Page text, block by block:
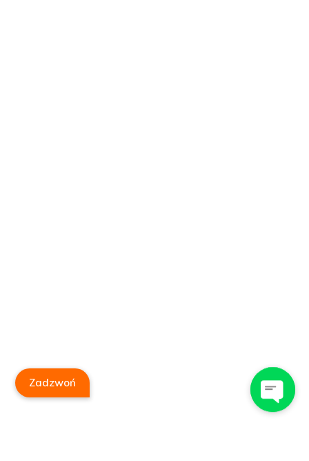
Zadzwoń